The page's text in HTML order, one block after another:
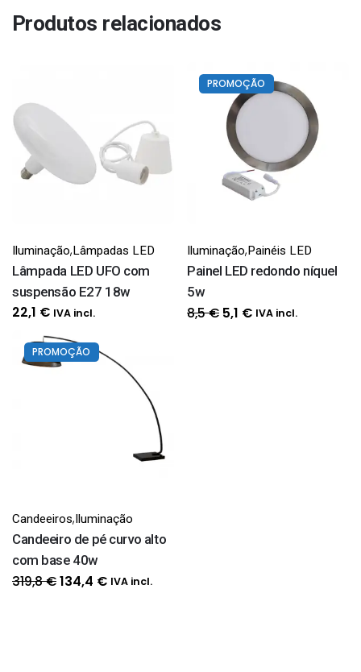
Produtos relacionados
Iluminação,Lâmpadas LED
Lâmpada LED UFO com
suspensão E27 18w
22,1 € IVA incl.
PROMOÇÃO
Iluminação,Painéis LED
Painel LED redondo níquel
5w
8,5€ O
5,1 €OIVA incl.
PROMOÇÃO
Candeeiros,Iluminação
Candeeiro de pé curvo alto
com base 40w
319,8€O
134,4 €OIVA incl.